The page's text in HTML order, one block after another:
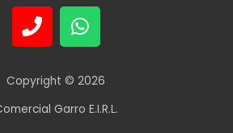
P
h
o
n
e
W
h
a
t
a
Copyright © 2026
Garro E.I.R.L.